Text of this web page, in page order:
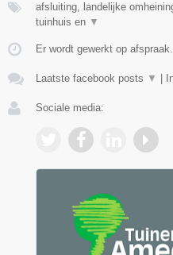
afsluiting, landelijke
tuinhuis en ▼
Er wordt gewerkt op afspraak.
Laatste facebook posts ▼
Sociale media: